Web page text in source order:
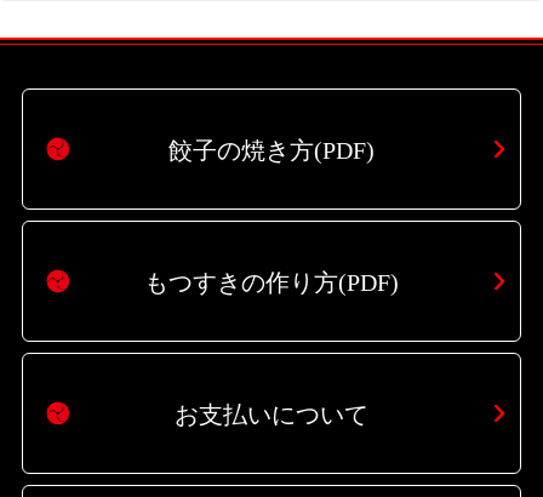
餃子の焼き方(PDF)
もつすきの作り方(PDF)
お支払いについて